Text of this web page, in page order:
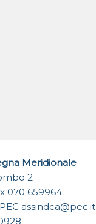
Meridionale
2
070 659964
assindca@pec.it